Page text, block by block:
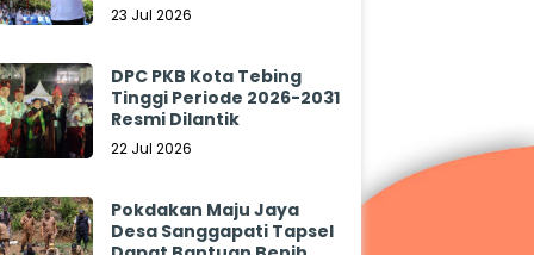
23 Jul 2026
DPC PKB Kota Tebing
Tinggi Periode 2026-2031
Resmi Dilantik
22 Jul 2026
Pokdakan Maju Jaya
Desa Sanggapati Tapsel